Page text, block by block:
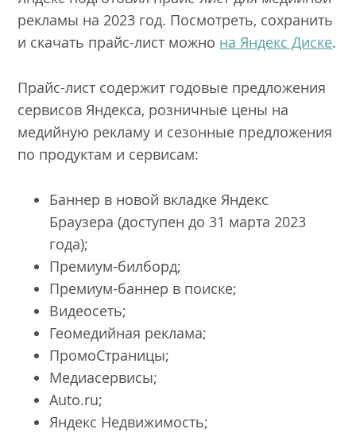
рекламы на 2023 год. Посмотреть, сохранить
и скачать прайс-лист можно на Яндекс Диске.
Прайс-лист содержит годовые предложения
сервисов Яндекса, розничные цены на
медийную рекламу и сезонные предложения
по продуктам и сервисам:
Баннер в новой вкладке Яндекс
Браузера (доступен до 31 марта 2023
года);
Премиум-билборд;
Премиум-баннер в поиске;
Видеосеть;
Геомедийная реклама;
ПромоСтраницы;
Медиасервисы;
Auto.ru;
Яндекс Недвижимость;